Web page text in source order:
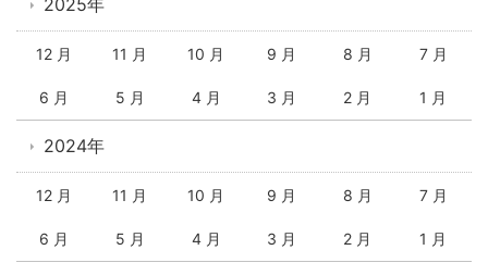
2025年
12 月 11 月 10 月 9 月 8 月 7 月
6 月 5 月 4 月 3 月 2 月 1 月
2024年
12 月 11 月 10 月 9 月 8 月 7 月
6 月 5 月 4 月 3 月 2 月 1 月